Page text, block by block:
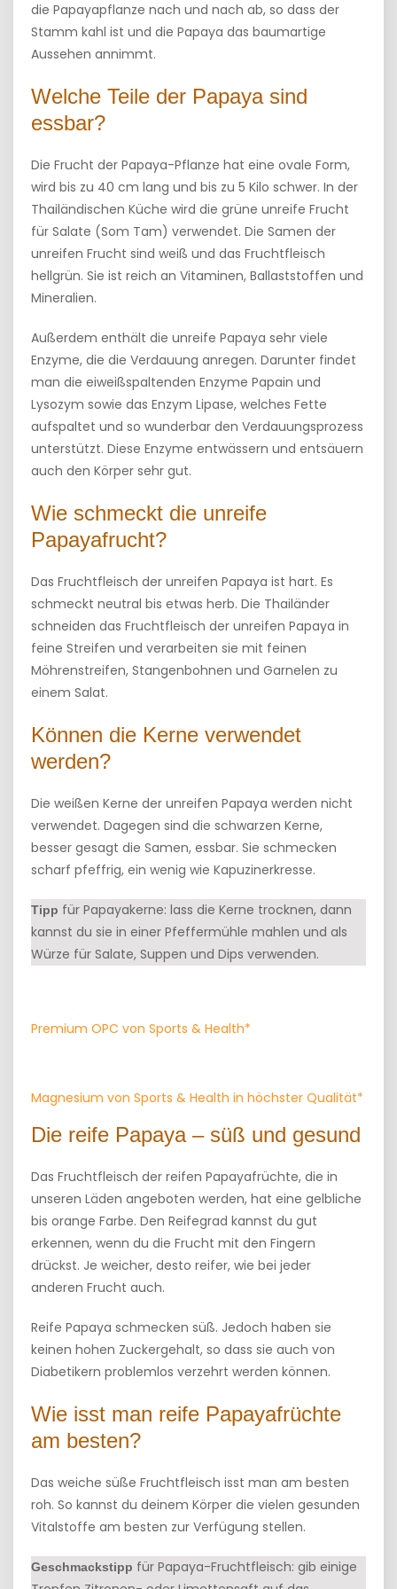
die Papayapflanze nach und nach ab, so dass der
Stamm kahl ist und die Papaya das baumartige
Aussehen annimmt.
Welche Teile der Papaya sind
essbar?
Die Frucht der Papaya-Pflanze hat eine ovale Form,
wird bis zu 40 cm lang und bis zu 5 Kilo schwer. In der
Thailändischen Küche wird die grüne unreife Frucht
für Salate (Som Tam) verwendet. Die Samen der
unreifen Frucht sind weiß und das Fruchtfleisch
hellgrün. Sie ist reich an Vitaminen, Ballaststoffen und
Mineralien.
Außerdem enthält die unreife Papaya sehr viele
Enzyme, die die Verdauung anregen. Darunter findet
man die eiweißspaltenden Enzyme Papain und
Lysozym sowie das Enzym Lipase, welches Fette
aufspaltet und so wunderbar den Verdauungsprozess
unterstützt. Diese Enzyme entwässern und entsäuern
auch den Körper sehr gut.
Wie schmeckt die unreife
Papayafrucht?
Das Fruchtfleisch der unreifen Papaya ist hart. Es
schmeckt neutral bis etwas herb. Die Thailänder
schneiden das Fruchtfleisch der unreifen Papaya in
feine Streifen und verarbeiten sie mit feinen
Möhrenstreifen, Stangenbohnen und Garnelen zu
einem Salat.
Können die Kerne verwendet
werden?
Die weißen Kerne der unreifen Papaya werden nicht
verwendet. Dagegen sind die schwarzen Kerne,
besser gesagt die Samen, essbar. Sie schmecken
scharf pfeffrig, ein wenig wie Kapuzinerkresse.
Tipp für Papayakerne: lass die Kerne trocknen, dann
kannst du sie in einer Pfeffermühle mahlen und als
Würze für Salate, Suppen und Dips verwenden.
Premium OPC von Sports & Health*
Magnesium von Sports & Health in höchster Qualität*
Die reife Papaya – süß und gesund
Das Fruchtfleisch der reifen Papayafrüchte, die in
unseren Läden angeboten werden, hat eine gelbliche
bis orange Farbe. Den Reifegrad kannst du gut
erkennen, wenn du die Frucht mit den Fingern
drückst. Je weicher, desto reifer, wie bei jeder
anderen Frucht auch.
Reife Papaya schmecken süß. Jedoch haben sie
keinen hohen Zuckergehalt, so dass sie auch von
Diabetikern problemlos verzehrt werden können.
Wie isst man reife Papayafrüchte
am besten?
Das weiche süße Fruchtfleisch isst man am besten
roh. So kannst du deinem Körper die vielen gesunden
Vitalstoffe am besten zur Verfügung stellen.
Geschmackstipp für Papaya-Fruchtfleisch: gib einige